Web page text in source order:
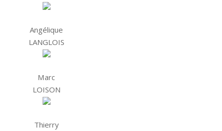
Angélique
LANGLOIS
Marc
LOISON
Thierry